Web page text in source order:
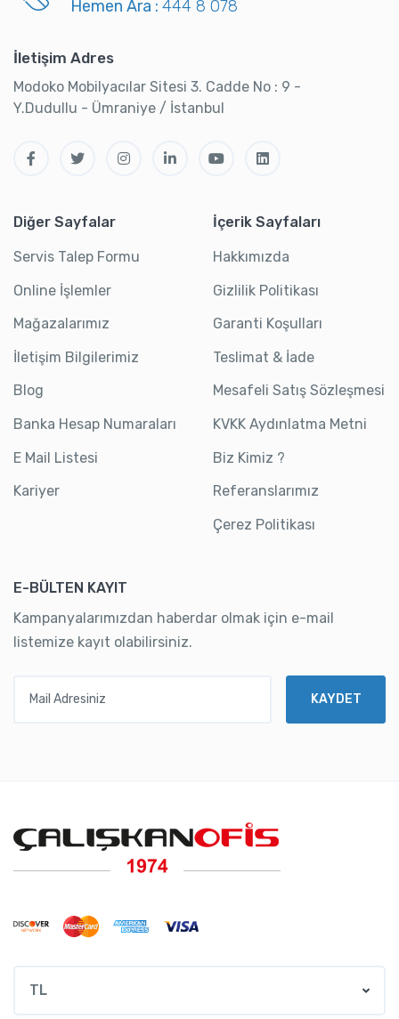
Hemen Ara : 444 8 078
İletişim Adres
Modoko Mobilyacılar Sitesi 3. Cadde No : 9 -
Y.Dudullu - Ümraniye / İstanbul
Diğer Sayfalar
Servis Talep Formu
Online İşlemler
Mağazalarımız
İletişim Bilgilerimiz
Blog
Banka Hesap Numaraları
E Mail Listesi
Kariyer
İçerik Sayfaları
Hakkımızda
Gizlilik Politikası
Garanti Koşulları
Teslimat & İade
Mesafeli Satış Sözleşmesi
KVKK Aydınlatma Metni
Biz Kimiz ?
Referanslarımız
Çerez Politikası
E-BÜLTEN KAYIT
Kampanyalarımızdan haberdar olmak için e-mail
listemize kayıt olabilirsiniz.
KAYDET
TL